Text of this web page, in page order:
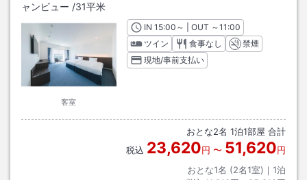
ャンビュー /31平米
客室
INチェックイン
15:00 ～ | OUT チェックアウト
～11:00
ツイン
食事なし
禁煙
現地/事前支払い
おとな2名 1泊1部屋 合計
税込 23,620円 〜 51,620円
おとな1名 (2名1室)｜ 1泊